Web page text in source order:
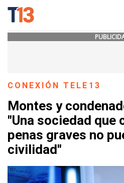
CONEXIÓN TELE13
Montes y
"Una sociedad que
penas graves no
civilidad"